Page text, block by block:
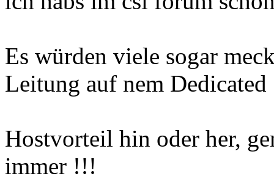
Es würden viele sogar
Leitung auf nem Dedicated
Hostvorteil hin oder her,
immer !!!